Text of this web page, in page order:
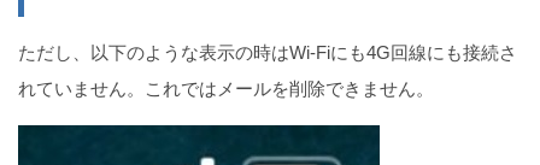
ただし、以下のような表示の時はWi-Fiにも4G回線にも接続さ
れていません。これではメールを削除できません。